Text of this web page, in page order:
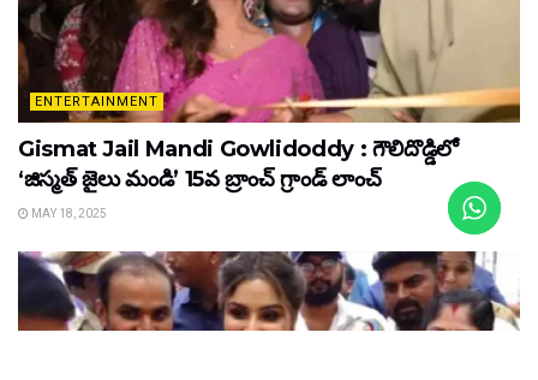
ENTERTAINMENT
Gismat Jail Mandi Gowlidoddy : గౌలిదొడ్డిలో
‘జిస్మత్ జైలు మండి’ 15వ బ్రాంచ్ గ్రాండ్ లాంచ్
MAY 18, 2025